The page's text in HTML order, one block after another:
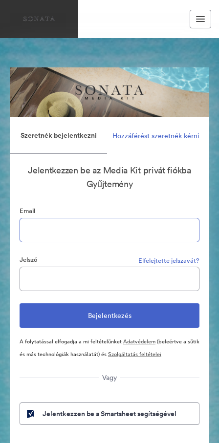
Szeretnék bejelentkezni Hozzáférést szeretnék kérni
Jelentkezzen be az Media Kit privát fiókba
Gyűjtemény
Email
Jelszó Elfelejtette jelszavát?
A folytatással elfogadja a mi feltételünketAdatvédelem(beleértve a sütik
és más technológiák használatát) ésSzolgáltatás feltételei
Vagy
Jelentkezzen be a Smartsheet segítségével